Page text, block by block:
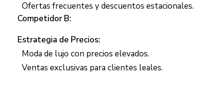
Ofertas frecuentes y descuentos estacionales.
Competidor B:
Estrategia de Precios:
Moda de lujo con precios elevados.
Ventas exclusivas para clientes leales.